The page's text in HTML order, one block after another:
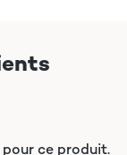
ce produit.